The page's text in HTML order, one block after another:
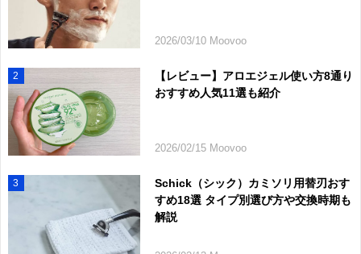
2026/03/10 Moovoo
2
【レビュー】アロエジェル使い方8通り
おすすめ人気11選も紹介
2026/02/15 Moovoo
3
Schick（シック）カミソリ用替刃おす
すめ18選 タイプ別選び方や交換時期も
解説